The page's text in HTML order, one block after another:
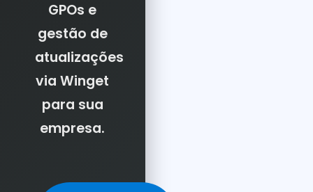
GPOs e
gestão de
atualizações
via Winget
para sua
empresa.